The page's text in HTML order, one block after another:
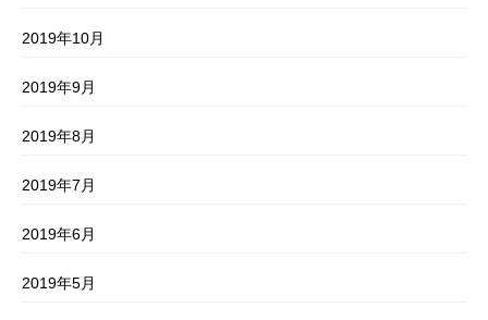
2019年10月
2019年9月
2019年8月
2019年7月
2019年6月
2019年5月